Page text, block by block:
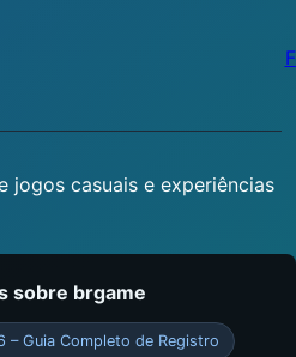
jogos casuais e experiências
sobre brgame
– Guia Completo de Registro